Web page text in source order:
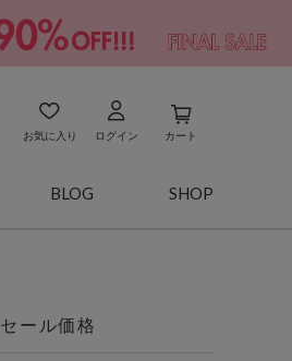
お気に入り ログイン カート
BLOG SHOP
セール価格